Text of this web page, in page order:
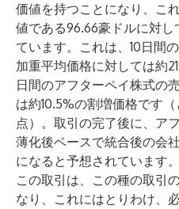
価値を持つことになり、こ
値である96.66豪ドルに対
ています。これは、10日間
加重平均価格に対しては約
日間のアフターペイ株式の
は約10.5%の割増価格です
点）。取引の完了後に、ア
薄化後ベースで統合後の会
になると予想されています。
この取引は、この種の取引
なり、これにはとりわけ、